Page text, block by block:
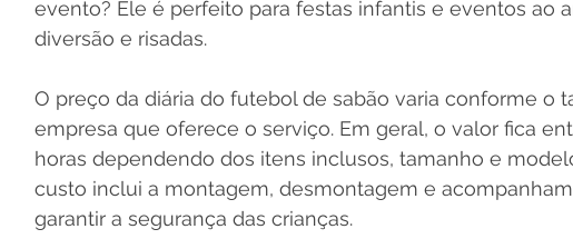
evento? Ele é perfeito para festas infantis e eventos ao
diversão e risadas.
O preço da diária do futebol de sabão varia conforme o
empresa que oferece o serviço. Em geral, o valor fica
horas dependendo dos itens inclusos, tamanho e
custo inclui a montagem, desmontagem e
garantir a segurança das crianças.